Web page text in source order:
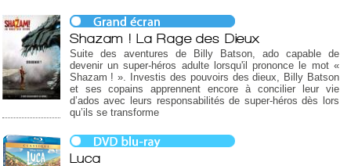
Shazam ! La Rage des Dieux
Suite des aventures de Billy Batson, ado capable de
devenir un super-héros adulte lorsqu'il prononce le mot «
Shazam ! ». Investis des pouvoirs des dieux, Billy Batson
et ses copains apprennent encore à concilier leur vie
d’ados avec leurs responsabilités de super-héros dès lors
qu’ils se transforme
Luca